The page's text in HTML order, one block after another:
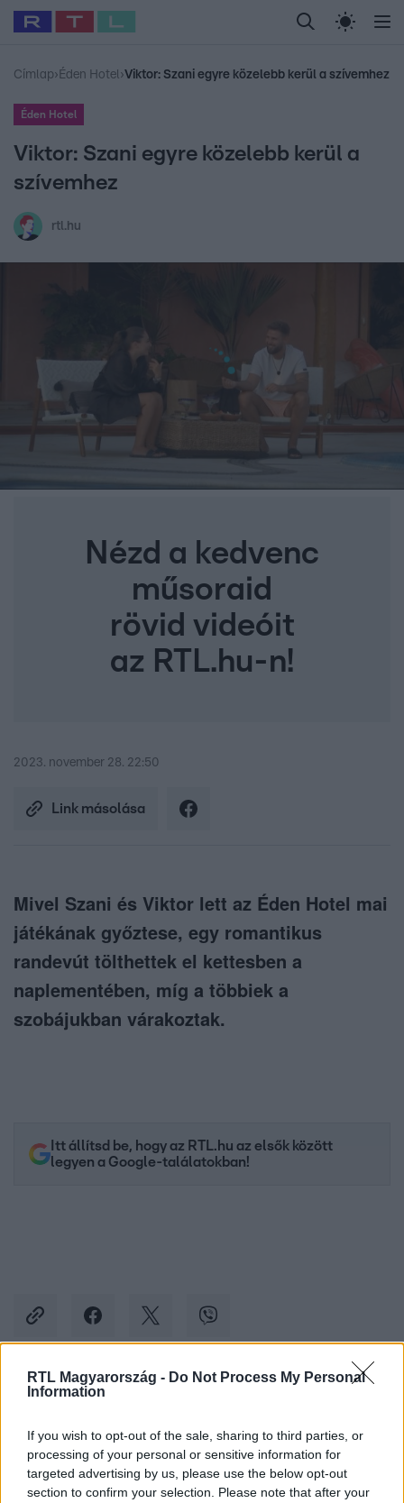
RTL Magyarország - Do Not Process My Personal
Information
If you wish to opt-out of the sale, sharing to third parties, or
processing of your personal or sensitive information for
targeted advertising by us, please use the below opt-out
section to confirm your selection. Please note that after your
Legfrissebb RTL Híradó Randi Celeb vagyok,
Babits Marcella Most Wanted Gallusz
Címlap› Éden Hotel›Viktor: Szani egyre közelebb kerül a szívemhez
Éden Hotel
Viktor: Szani egyre közelebb kerül a
szívemhez
rtl.hu
Nézd a kedvenc
műsoraid
rövid videóit
az RTL.hu-n!
2023. november 28. 22:50
Link másolása
Mivel Szani és Viktor lett az Éden Hotel mai
játékának győztese, egy romantikus
randevút tölthettek el kettesben a
naplementében, míg a többiek a
szobájukban várakoztak.
Itt állítsd be, hogy az RTL.hu az elsők között
legyen a Google-találatokban!
Kövess minket, és értesülj a friss hírekről a
Követem